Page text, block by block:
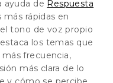
ayuda de Respuesta
rápidas en
tono de voz propio
los temas que
frecuencia,
más clara de lo